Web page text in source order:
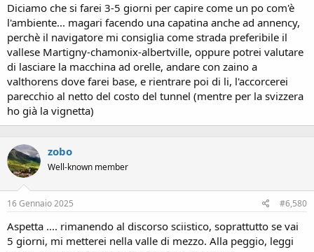
Diciamo che si farei 3-5 giorni per capire come un po com'è
l'ambiente... magari facendo una capatina anche ad annency,
perchè il navigatore mi consiglia come strada preferibile il
vallese Martigny-chamonix-albertville, oppure potrei valutare
di lasciare la macchina ad orelle, andare con zaino a
valthorens dove farei base, e rientrare poi di li, l'accorcerei
parecchio al netto del costo del tunnel (mentre per la svizzera
ho già la vignetta)
zobo
Well-known member
16 Gennaio 2025 #6,580
Aspetta .... rimanendo al discorso sciistico, soprattutto se vai
5 giorni, mi metterei nella valle di mezzo. Alla peggio, leggi